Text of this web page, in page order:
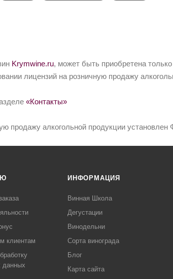
Krymwine.ru, может быть приобретена
лицензий на розничную продажу
«Контакты»
продажу алкогольной продукции
клиентам
данных
ИНФОРМАЦИЯ
Винная Школа
Дегустации
Винодельни
Сорта винограда
Блог
Карта сайта